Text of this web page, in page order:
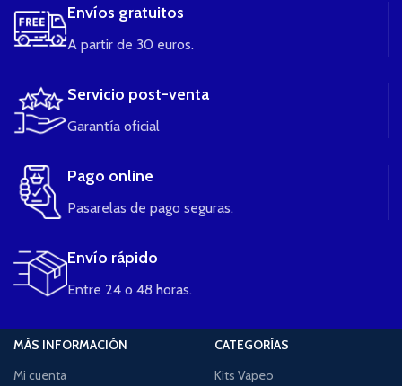
Envíos gratuitos
A partir de 30 euros.
Servicio post-venta
Garantía oficial
Pago online
Pasarelas de pago seguras.
Envío rápido
Entre 24 o 48 horas.
MÁS INFORMACIÓN
Mi cuenta
CATEGORÍAS
Kits Vapeo